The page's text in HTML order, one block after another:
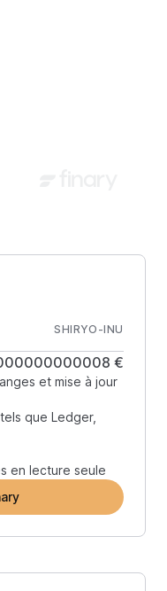
SHIRYO-INU
€
et mise à jour
que Ledger,
en lecture seule